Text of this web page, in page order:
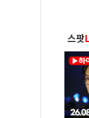
스팟